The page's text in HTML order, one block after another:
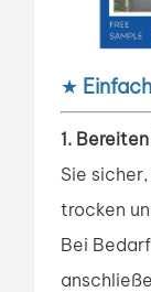
★
1.
Sie
trocken
Bei